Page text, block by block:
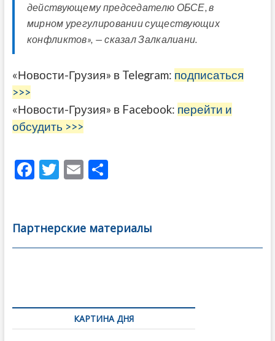
действующему председателю ОБСЕ, в
мирном урегулировании существующих
конфликтов», — сказал Залкалиани.
«Новости-Грузия» в Telegram: подписаться
>>>
«Новости-Грузия» в Facebook: перейти и
обсудить >>>
F
b
o
T
er
E
l
О
а
в
Партнерские материалы
по
записямКАРТИНА ДНЯ